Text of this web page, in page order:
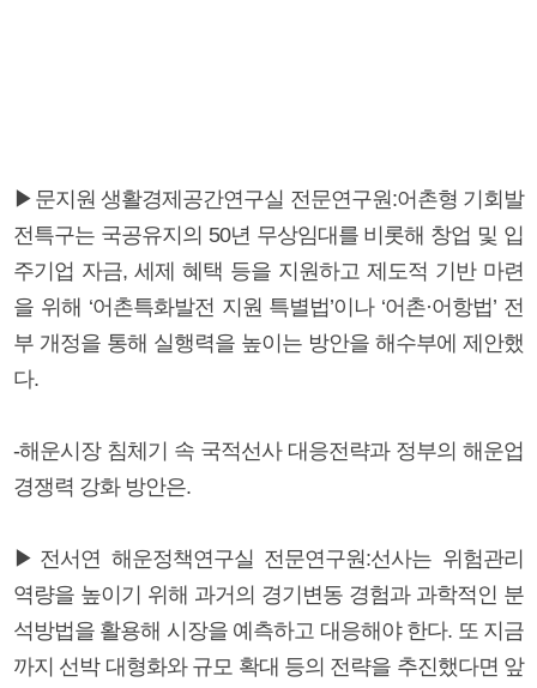
▶문지원 생활경제공간연구실 전문연구원:어촌형 기회발
전특구는 국공유지의 50년 무상임대를 비롯해 창업 및 입
주기업 자금, 세제 혜택 등을 지원하고 제도적 기반 마련
을 위해 ‘어촌특화발전 지원 특별법’이나 ‘어촌·어항법’ 전
부 개정을 통해 실행력을 높이는 방안을 해수부에 제안했
다.
-해운시장 침체기 속 국적선사 대응전략과 정부의 해운업
경쟁력 강화 방안은.
▶전서연 해운정책연구실 전문연구원:선사는 위험관리
역량을 높이기 위해 과거의 경기변동 경험과 과학적인 분
석방법을 활용해 시장을 예측하고 대응해야 한다. 또 지금
까지 선박 대형화와 규모 확대 등의 전략을 추진했다면 앞